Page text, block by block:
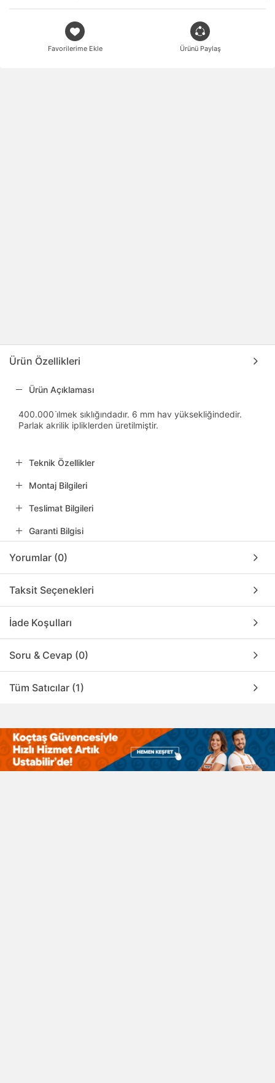
Favorilerime Ekle Ürünü Paylaş
Ürün Özellikleri
Ürün Açıklaması
400.000 i̇lmek sıklığındadır. 6 mm hav yüksekliğindedir.
Parlak akrilik ipliklerden üretilmiştir.
Teknik Özellikler
Montaj Bilgileri
Teslimat Bilgileri
Garanti Bilgisi
Yorumlar (0)
Taksit Seçenekleri
İade Koşulları
Soru & Cevap (0)
Tüm Satıcılar (1)